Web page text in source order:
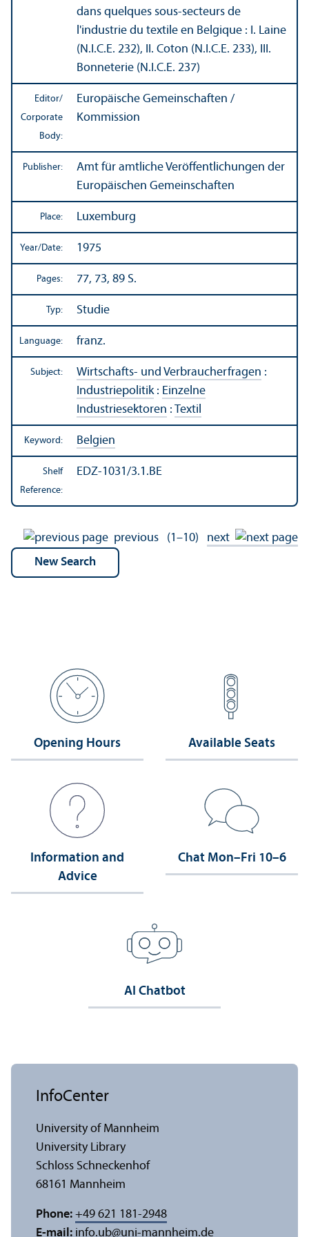
dans quelques sous-secteurs de
l'industrie du textile en Belgique : I. Laine
(N.I.C.E. 232), II. Coton (N.I.C.E. 233), III.
Bonneterie (N.I.C.E. 237)
Editor/
Corporate
Body:
Europäische Gemeinschaften /
Kommission
Publisher:
Amt für amtliche Veröffentlichungen der
Europäischen Gemeinschaften
Place: Luxemburg
Year/Date: 1975
Pages: 77, 73, 89 S.
Typ: Studie
Language: franz.
Subject: Wirtschafts- und Verbraucherfragen :
Industriepolitik: Einzelne
Industriesektoren : Textil
Keyword: Belgien
Shelf
Reference:
EDZ-1031/3.1.BE
previous (1–10) next
Opening Hours Available Seats
Information and
Advice
Chat Mon–Fri 10–6
AI Chatbot
InfoCenter
University of Mannheim
University Library
Schloss Schneckenhof
68161 Mannheim
Phone: +49 621 181-2948
E-mail: info.ub@uni-mannheim.de